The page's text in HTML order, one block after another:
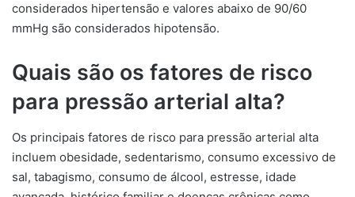
considerados hipertensão e valores abaixo de 90/60
mmHg são considerados hipotensão.
Quais são os fatores de risco
para pressão arterial alta?
Os principais fatores de risco para pressão arterial alta
incluem obesidade, sedentarismo, consumo excessivo de
sal, tabagismo, consumo de álcool, estresse, idade